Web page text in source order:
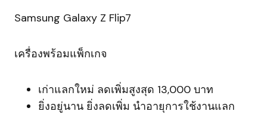
Samsung Galaxy Z Flip7
เครื่องพร้อมแพ็กเกจ
เก่าแลกใหม่ ลดเพิ่มสูงสุด 13,000 บาท
ยิ่งอยู่นาน ยิ่งลดเพิ่ม นำอายุการใช้งานแลก